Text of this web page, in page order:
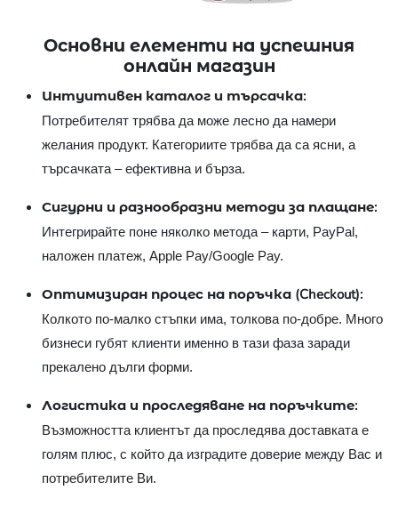
Основни елементи на успешния
онлайн магазин
Интуитивен каталог и търсачка:
Потребителят трябва да може лесно да намери
желания продукт. Категориите трябва да са ясни, а
търсачката – ефективна и бърза.
Сигурни и разнообразни методи за плащане:
Интегрирайте поне няколко метода – карти, PayPal,
наложен платеж, Apple Pay/Google Pay.
Оптимизиран процес на поръчка (Checkout):
Колкото по-малко стъпки има, толкова по-добре. Много
бизнеси губят клиенти именно в тази фаза заради
прекалено дълги форми.
Логистика и проследяване на поръчките:
Възможността клиентът да проследява доставката е
голям плюс, с който да изградите доверие между Вас и
потребителите Ви.